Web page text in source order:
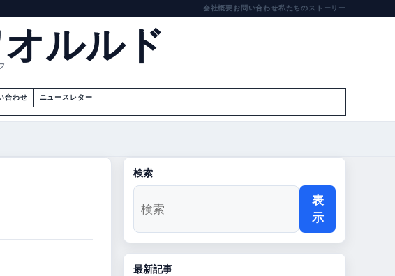
会社概要お問い合わせ私たちのストーリー
ルルド
合わせ ニュースレター
検索
表
示
最新記事